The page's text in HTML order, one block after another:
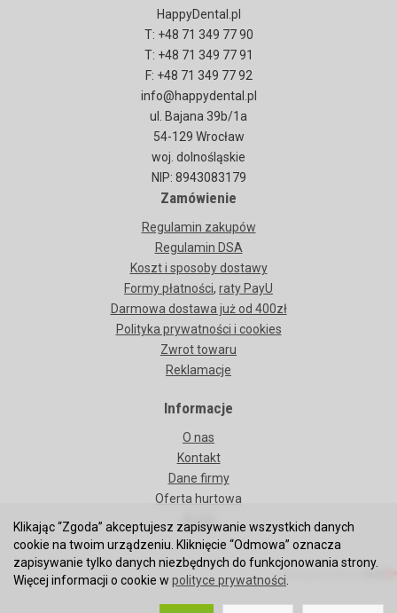
HappyDental.pl
T: +48 71 349 77 90
T: +48 71 349 77 91
F: +48 71 349 77 92
info@happydental.pl
ul. Bajana 39b/1a
54-129 Wrocław
woj. dolnośląskie
NIP: 8943083179
Zamówienie
Regulamin zakupów
Regulamin DSA
Koszt i sposoby dostawy
Formy płatności, raty PayU
Darmowa dostawa już od 400zł
Polityka prywatności i cookies
Zwrot towaru
Reklamacje
Informacje
O nas
Kontakt
Dane firmy
Oferta hurtowa
BLOG
oprogramowanie
Klikając “Zgoda” akceptujesz zapisywanie wszystkich danych
cookie na twoim urządzeniu. Kliknięcie “Odmowa” oznacza
zapisywanie tylko danych niezbędnych do funkcjonowania strony.
Więcej informacji o cookie w polityce prywatności